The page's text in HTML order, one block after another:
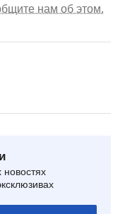
нам об этом.